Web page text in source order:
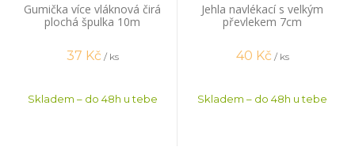
Gumička více vláknová čirá
plochá špulka 10m
37 Kč / ks
Skladem – do 48h u tebe
Jehla navlékací s velkým
převlekem 7cm
40 Kč / ks
Skladem – do 48h u tebe